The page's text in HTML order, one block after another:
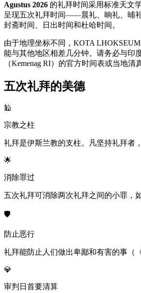
Agustus 2026 的礼拜时间采用标准天文
呈现五次礼拜时间——晨礼、晌礼、晡
封斋时间、日出时间和杜哈时间。
由于地理坐标不同，KOTA
能与其他地区相差几分钟。请务必与印
（Kemenag RI）的官方时间表或当地清
五次礼拜的美德
🕌
宗教之柱
礼拜是伊斯兰教的支柱。凡坚持礼拜者
🌟
消除罪过
五次礼拜可消除两次礼拜之间的小罪，
🛡️
防止恶行
礼拜能防止人们做出卑鄙和有害的事（
💎
审判日首要清算